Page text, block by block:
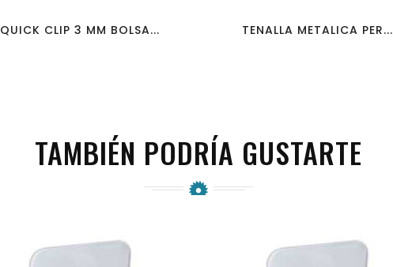
QUICK CLIP 3 MM BOLSA... TENALLA METALICA PER...
TAMBIÉN PODRÍA GUSTARTE